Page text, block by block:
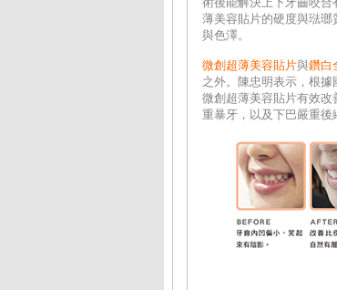
薄美容貼片的硬度與琺
與色澤。
微創超薄美容貼片與鑽白
之外。陳忠明表示，根
微創超薄美容貼片有效
重暴牙，以及下巴嚴重後